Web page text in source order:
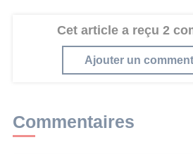
Cet article a reçu 2
Ajouter un
Commentaires